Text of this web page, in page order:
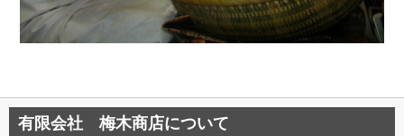
有限会社 梅木商店について